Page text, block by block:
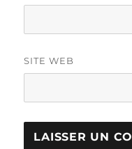
SITE WEB